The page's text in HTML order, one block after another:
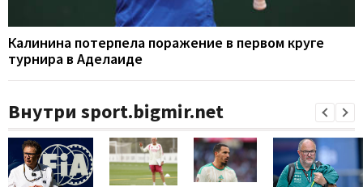
Калинина потерпела поражение в первом круге
турнира в Аделаиде
Внутри sport.bigmir.net